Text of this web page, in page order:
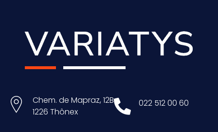
Chem. de Mapraz, 12B
1226 Thônex
022 512 00 60